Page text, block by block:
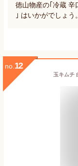
徳山物産の｢冷蔵 辛
｣ はいかがでしょう
no. 12
玉キムチ